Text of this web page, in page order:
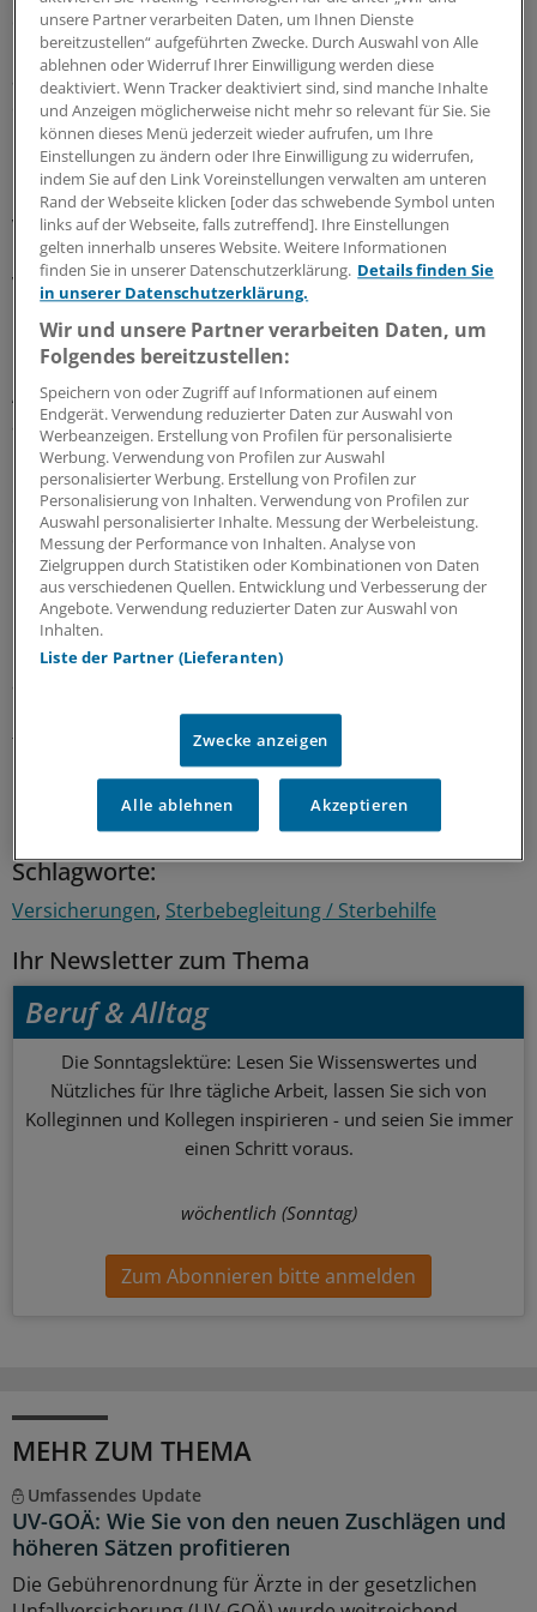
die Ablehnung der aktiven Sterbehilfe mit 38 Prozent bei
Menschen, die regelmäßig in die Kirche gehen. Aber
auch unter ihnen sind die Befürworter mit 41 Prozent
die größere Gruppe.
Lediglich 14 Prozent der aktiven Kirchgänger lehnen
nach der Umfrage die passive Sterbehilfe ab, 68 Prozent
von ihnen befürworten die passive Sterbehilfe. Zwar
habe sich eine deutliche Mehrheit der Befragten (61
versus 39 Prozent) bereits Gedanken über die
Möglichkeit einer ernsthaften Erkrankung oder
Pflegebedürftigkeit gemacht.
Aktiv auf eine solche Situation vorbereitet hätten sich
aber nur 37 Prozent.
Eine Patientenverfügung abgefasst haben 26 Prozent,
immerhin 43 Prozent planen es. 53 Prozent gehen
davon aus, dass sich Ärzte und Angehörige an das
halten, was in der Verfügung steht.
Die Skepsis gegenüber der Wirkung von
Patientenverfügungen ist bei denen am größten, die
auch künftig keine abfassen wollen. Von ihnen glauben
nur 32 Prozent, dass sie so behandelt würden wie
festgelegt.
Schlagworte:
Versicherungen Sterbebegleitung / Sterbehilfe
Ihr Newsletter zum Thema
Beruf & Alltag
Die Sonntagslektüre: Lesen Sie Wissenswertes und
Nützliches für Ihre tägliche Arbeit, lassen Sie sich von
Kolleginnen und Kollegen inspirieren - und seien Sie immer
einen Schritt voraus.
wöchentlich (Sonntag)
Zum Abonnieren bitte anmelden
MEHR ZUM THEMA
Umfassendes Update
UV-GOÄ: Wie Sie von den neuen Zuschlägen und
höheren Sätzen profitieren
Die Gebührenordnung für Ärzte in der gesetzlichen
unsere Partner verarbeiten Daten, um Ihnen Dienste
bereitzustellen“ aufgeführten Zwecke. Durch Auswahl von Alle
ablehnen oder Widerruf Ihrer Einwilligung werden diese
deaktiviert. Wenn Tracker deaktiviert sind, sind manche Inhalte
und Anzeigen möglicherweise nicht mehr so relevant für Sie. Sie
können dieses Menü jederzeit wieder aufrufen, um Ihre
Einstellungen zu ändern oder Ihre Einwilligung zu widerrufen,
indem Sie auf den Link Voreinstellungen verwalten am unteren
Rand der Webseite klicken [oder das schwebende Symbol unten
links auf der Webseite, falls zutreffend]. Ihre Einstellungen
gelten innerhalb unseres Website. Weitere Informationen
finden Sie in unserer Datenschutzerklärung. Details finden Sie
in unserer Datenschutzerklärung.
Wir und unsere Partner verarbeiten Daten, um
Folgendes bereitzustellen:
Speichern von oder Zugriff auf Informationen auf einem
Endgerät. Verwendung reduzierter Daten zur Auswahl von
Werbeanzeigen. Erstellung von Profilen für personalisierte
Werbung. Verwendung von Profilen zur Auswahl
personalisierter Werbung. Erstellung von Profilen zur
Personalisierung von Inhalten. Verwendung von Profilen zur
Auswahl personalisierter Inhalte. Messung der Werbeleistung.
Messung der Performance von Inhalten. Analyse von
Zielgruppen durch Statistiken oder Kombinationen von Daten
aus verschiedenen Quellen. Entwicklung und Verbesserung der
Angebote. Verwendung reduzierter Daten zur Auswahl von
Inhalten.
Liste der Partner (Lieferanten)
Zwecke anzeigen
Alle ablehnen Akzeptieren